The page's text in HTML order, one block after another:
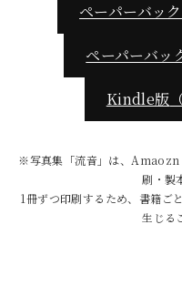
ペーパーバッ
ペーパーバッ
Kindle版
※写真集「流音」は、Amaozn
刷・製
1冊ずつ印刷するため、書籍ご
生じる